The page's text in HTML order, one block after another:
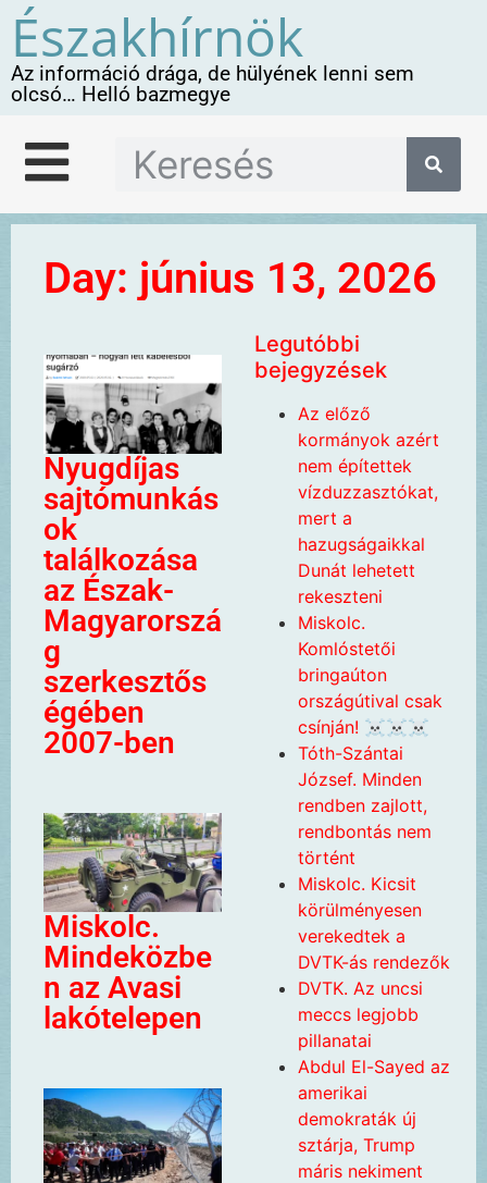
Északhírnök
Az információ drága, de hülyének lenni sem
olcsó… Helló bazmegye
Day: június 13, 2026
Nyugdíjas
sajtómunkás
ok
találkozása
az Észak-
Magyarorszá
g
szerkesztős
égében
2007-ben
Miskolc.
Mindeközbe
n az Avasi
lakótelepen
Legutóbbi
bejegyzések
Az előző
kormányok azért
nem építettek
vízduzzasztókat,
mert a
hazugságaikkal
Dunát lehetett
rekeszteni
Miskolc.
Komlóstetői
bringaúton
országútival csak
csínján! ☠️☠️☠️
Tóth-Szántai
József. Minden
rendben zajlott,
rendbontás nem
történt
Miskolc. Kicsit
körülményesen
verekedtek a
DVTK-ás rendezők
DVTK. Az uncsi
meccs legjobb
pillanatai
Abdul El-Sayed az
amerikai
demokraták új
sztárja, Trump
máris nekiment